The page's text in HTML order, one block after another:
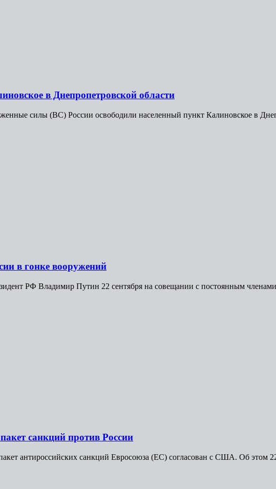
в Днепропетровской области
силы (ВС) России освободили населенный пункт Калиновское в
в гонке вооружений
РФ Владимир Путин 22 сентября на совещании с постоянным членами
санкций против России
антироссийских санкций Евросоюза (ЕС) согласован с США. Об этом